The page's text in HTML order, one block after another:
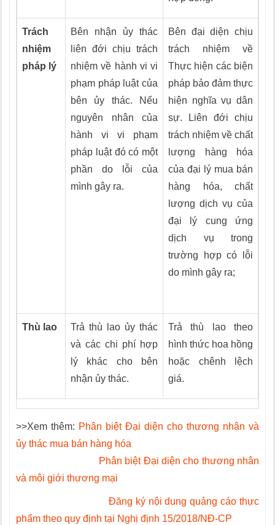
Trách
nhiệm
pháp lý
Bên nhận ủy thác
liên đới chịu trách
nhiệm về hành vi vi
phạm pháp luật của
bên ủy thác. Nếu
nguyên nhân của
hành vi vi phạm
pháp luật đó có một
phần do lỗi của
mình gây ra.
Bên đại diện chịu
trách nhiệm về
Thực hiện các biện
pháp bảo đảm thực
hiện nghĩa vụ dân
sự. Liên đới chịu
trách nhiệm về chất
lượng hàng hóa
của đại lý mua bán
hàng hóa, chất
lượng dịch vụ của
đại lý cung ứng
dịch vụ trong
trường hợp có lỗi
do mình gây ra;
Thù lao
Trả thù lao ủy thác
và các chi phí hợp
lý khác cho bên
nhận ủy thác.
Trả thù lao theo
hình thức hoa hồng
hoặc chênh lệch
giá.
>>Xem thêm: Phân biệt Đại diện cho thương nhân và
ủy thác mua bán hàng hóa
Phân biệt Đại diện cho thương nhân
và môi giới thương mại
Đăng ký nội dung quảng cáo thực
phẩm theo quy định tại Nghị định 15/2018/NĐ-CP